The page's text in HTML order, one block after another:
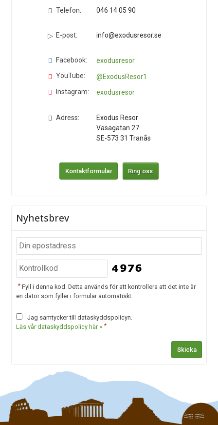
Telefon: 046 14 05 90
E-post: info@exodusresor.se
Facebook:
exodusresor
YouTube:
@ExodusResor1
Instagram:
exodusresor
Adress:
Exodus Resor
Vasagatan 27
SE-573 31 Tranås
Kontaktformulär Ring oss
Nyhetsbrev
* Fyll i denna kod. Detta används för att kontrollera att det inte är
en dator som fyller i formulär automatiskt.
Jag samtycker till dataskyddspolicyn.
Läs vår dataskyddspolicy här » *